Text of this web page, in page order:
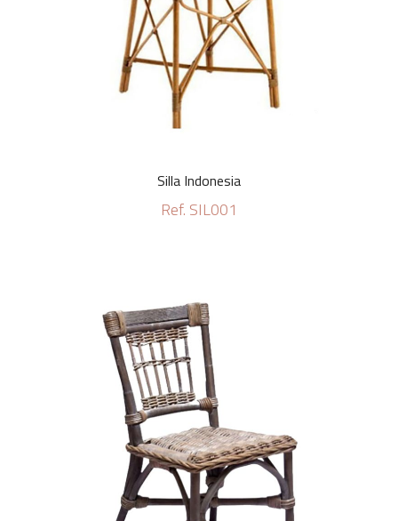
Silla Indonesia
Ref. SIL001